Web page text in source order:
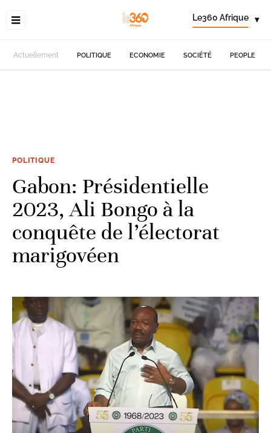
Le360 Afrique ▾
Actuellement POLITIQUE ECONOMIE SOCIÉTÉ PEOPLE
POLITIQUE
Gabon: Présidentielle
2023, Ali Bongo à la
conquête de l’électorat
marigovéen